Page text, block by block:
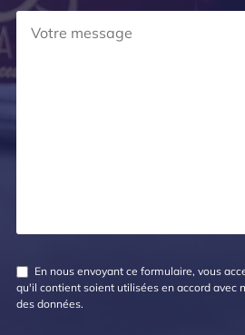
En nous envoyant ce formulaire, vous
qu'il contient soient utilisées en accord avec
des données.